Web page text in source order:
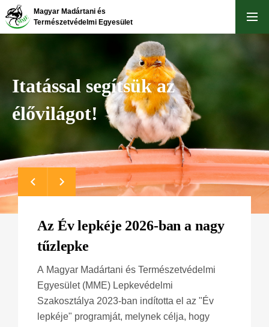
Ugrás
Magyar Madártani és
Természetvédelmi Egyesület
Itatással segítsük az
élővilágot!
Az Év lepkéje 2026-ban a nagy
tűzlepke
A Magyar Madártani és Természetvédelmi
Egyesület (MME) Lepkevédelmi
Szakosztálya 2023-ban indította el az "Év
lepkéje" programját, melynek célja, hogy